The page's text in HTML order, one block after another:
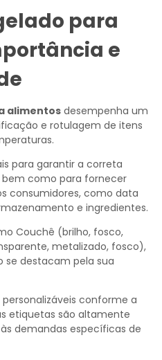
para
e
alimentos desempenha um
e rotulagem de itens
para garantir a correta
como para fornecer
consumidores, como data
e ingredientes.
Couchê (brilho, fosco,
metalizado, fosco),
se destacam pela sua
conforme a
etiquetas são altamente
demandas específicas de